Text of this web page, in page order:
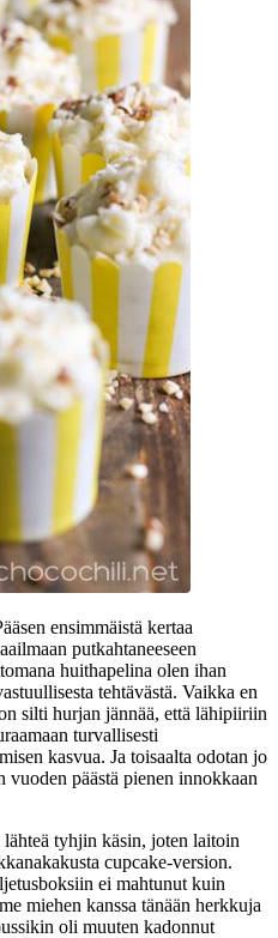
ensimmäistä kertaa
putkahtaneeseen
huithapelina olen ihan
tehtävästä. Vaikka en
silti hurjan jännää, että lähipiiriin
turvallisesti
kasvua. Ja toisaalta odotan jo
vuoden päästä pienen innokkaan
tyhjin käsin, joten laitoin
cupcake-version.
ei mahtunut kuin
miehen kanssa tänään herkkuja
oli muuten kadonnut